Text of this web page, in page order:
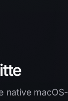
native macOS-